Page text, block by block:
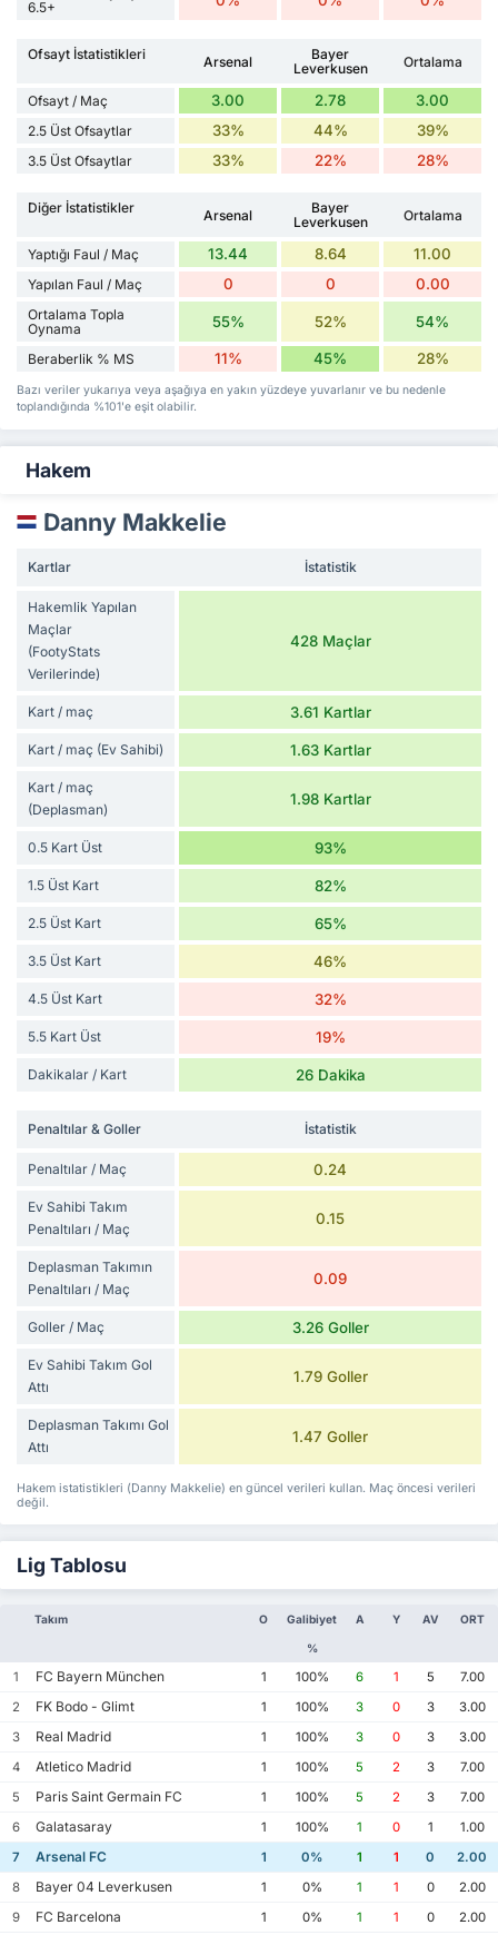
6.5+
Ofsayt İstatistikleri Arsenal
Bayer
Leverkusen
Ortalama
Ofsayt / Maç 3.00 2.78 3.00
2.5 Üst Ofsaytlar 33% 44% 39%
3.5 Üst Ofsaytlar 33% 22% 28%
Diğer İstatistikler Arsenal
Bayer
Leverkusen
Ortalama
Yaptığı Faul / Maç 13.44 8.64 11.00
Yapılan Faul / Maç 0 0 0.00
Ortalama Topla
Oynama
55% 52% 54%
Beraberlik % MS 11% 45% 28%
Bazı veriler yukarıya veya aşağıya en yakın yüzdeye yuvarlanır ve bu nedenle
toplandığında %101'e eşit olabilir.
Hakem
Danny Makkelie
Kartlar İstatistik
Hakemlik Yapılan
Maçlar
(FootyStats
Verilerinde)
428 Maçlar
Kart / maç 3.61 Kartlar
Kart / maç (Ev Sahibi) 1.63 Kartlar
Kart / maç
(Deplasman)
1.98 Kartlar
0.5 Kart Üst 93%
1.5 Üst Kart 82%
2.5 Üst Kart 65%
3.5 Üst Kart 46%
4.5 Üst Kart 32%
5.5 Kart Üst 19%
Dakikalar / Kart 26 Dakika
Penaltılar & Goller İstatistik
Penaltılar / Maç 0.24
Ev Sahibi Takım
Penaltıları / Maç
0.15
Deplasman Takımın
Penaltıları / Maç
0.09
Goller / Maç 3.26 Goller
Ev Sahibi Takım Gol
Attı
1.79 Goller
Deplasman Takımı Gol
Attı
1.47 Goller
Hakem istatistikleri (Danny Makkelie) en güncel verileri kullan. Maç öncesi verileri
değil.
Lig Tablosu
Takım O Galibiyet
%
A Y AV ORT
1 FC Bayern München 1 100% 6 1 5
7.00
2
FK Bodo - Glimt 1 100% 3 0 3
3.00
3
Real Madrid 1 100% 3 0 3
3.00
4
Atletico Madrid 1 100% 5 2 3
7.00
5
Paris Saint Germain FC 1 100% 5 2 3
7.00
6
Galatasaray 1 100% 1 0 1
1.00
7
Arsenal FC 1 0% 1 1 0
2.00
8
Bayer 04 Leverkusen 1 0% 1 1 0
2.00
9
FC Barcelona 1 0% 1 1 0
2.00